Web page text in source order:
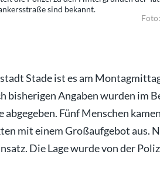
sind bekannt.
Stade ist es am
bisherigen Angaben wurden im
Fünf Menschen
mit einem Großaufgebot aus.
Die Lage wurde von der